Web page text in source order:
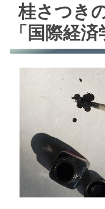
桂さつき
「国際経